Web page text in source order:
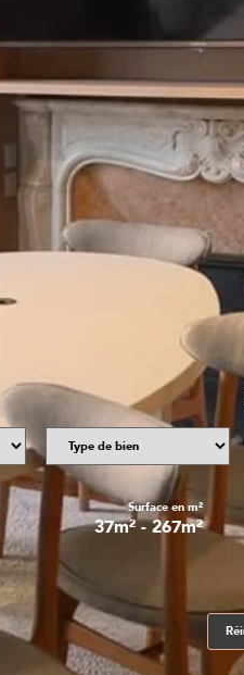
Surface en m²
37m²-267m²